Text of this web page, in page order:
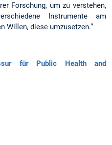
Forschung, um zu verstehen,
Instrumente am
Willen, diese umzusetzen.“
für Public Health and